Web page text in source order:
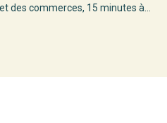
des commerces, 15 minutes à...